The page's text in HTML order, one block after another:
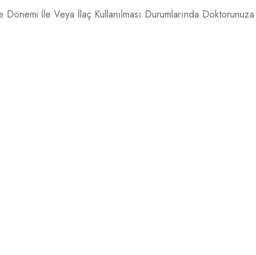
İle Veya İlaç Kullanılması Durumlarında Doktorunuza